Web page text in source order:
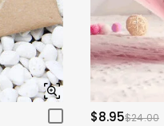
$8.95$24.00